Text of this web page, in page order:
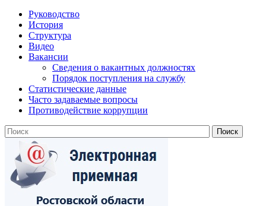
Руководство
История
Структура
Видео
Вакансии
Сведения о вакантных должностях
Порядок поступления на службу
Статистические данные
Часто задаваемые вопросы
Противодействие коррупции